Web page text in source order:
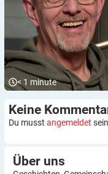
< 1 minute
Keine
Du musst angemeldet
Über uns